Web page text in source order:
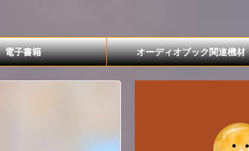
電子書籍 オーディオブック関連機材